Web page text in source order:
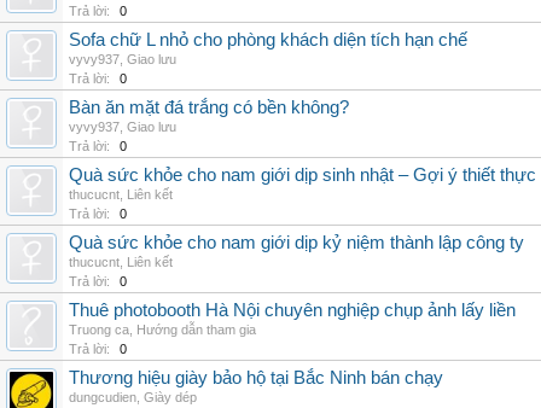
Trả lời:
0
Sofa chữ L nhỏ cho phòng khách diện tích hạn chế
vyvy937 Giao lưu
Trả lời:
0
Bàn ăn mặt đá trắng có bền không?
vyvy937 Giao lưu
Trả lời:
0
Quà sức khỏe cho nam giới dịp sinh nhật – Gợi ý thiết thực
thucucnt Liên kết
Trả lời:
0
Quà sức khỏe cho nam giới dịp kỷ niệm thành lập công ty
thucucnt Liên kết
Trả lời:
0
Thuê photobooth Hà Nội chuyên nghiệp chụp ảnh lấy liền
Truong ca Hướng dẫn tham gia
Trả lời:
0
Thương hiệu giày bảo hộ tại Bắc Ninh bán chạy
dungcudien Giày dép